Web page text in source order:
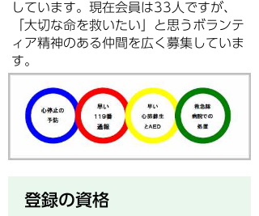
しています。現在会員は33人ですが、
「大切な命を救いたい」と思うボランテ
ィア精神のある仲間を広く募集していま
す。
登録の資格